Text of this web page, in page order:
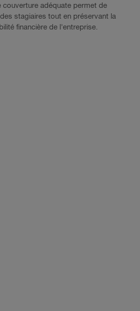
couverture adéquate permet de
stagiaires tout en préservant la
financière de l'entreprise.